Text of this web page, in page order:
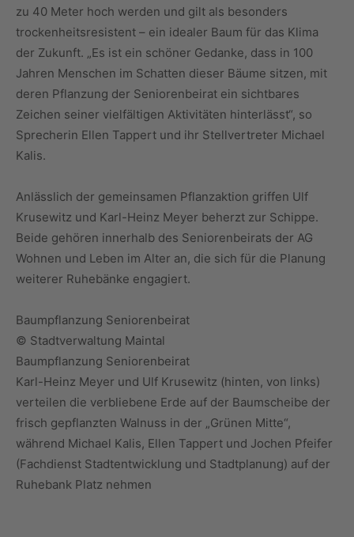
zu 40 Meter hoch werden und gilt als besonders
trockenheitsresistent – ein idealer Baum für das Klima
der Zukunft. „Es ist ein schöner Gedanke, dass in 100
Jahren Menschen im Schatten dieser Bäume sitzen, mit
deren Pflanzung der Seniorenbeirat ein sichtbares
Zeichen seiner vielfältigen Aktivitäten hinterlässt“, so
Sprecherin Ellen Tappert und ihr Stellvertreter Michael
Kalis.
Anlässlich der gemeinsamen Pflanzaktion griffen Ulf
Krusewitz und Karl-Heinz Meyer beherzt zur Schippe.
Beide gehören innerhalb des Seniorenbeirats der AG
Wohnen und Leben im Alter an, die sich für die Planung
weiterer Ruhebänke engagiert.
Baumpflanzung Seniorenbeirat
© Stadtverwaltung Maintal
Baumpflanzung Seniorenbeirat
Karl-Heinz Meyer und Ulf Krusewitz (hinten, von links)
verteilen die verbliebene Erde auf der Baumscheibe der
frisch gepflanzten Walnuss in der „Grünen Mitte“,
während Michael Kalis, Ellen Tappert und Jochen Pfeifer
(Fachdienst Stadtentwicklung und Stadtplanung) auf der
Ruhebank Platz nehmen